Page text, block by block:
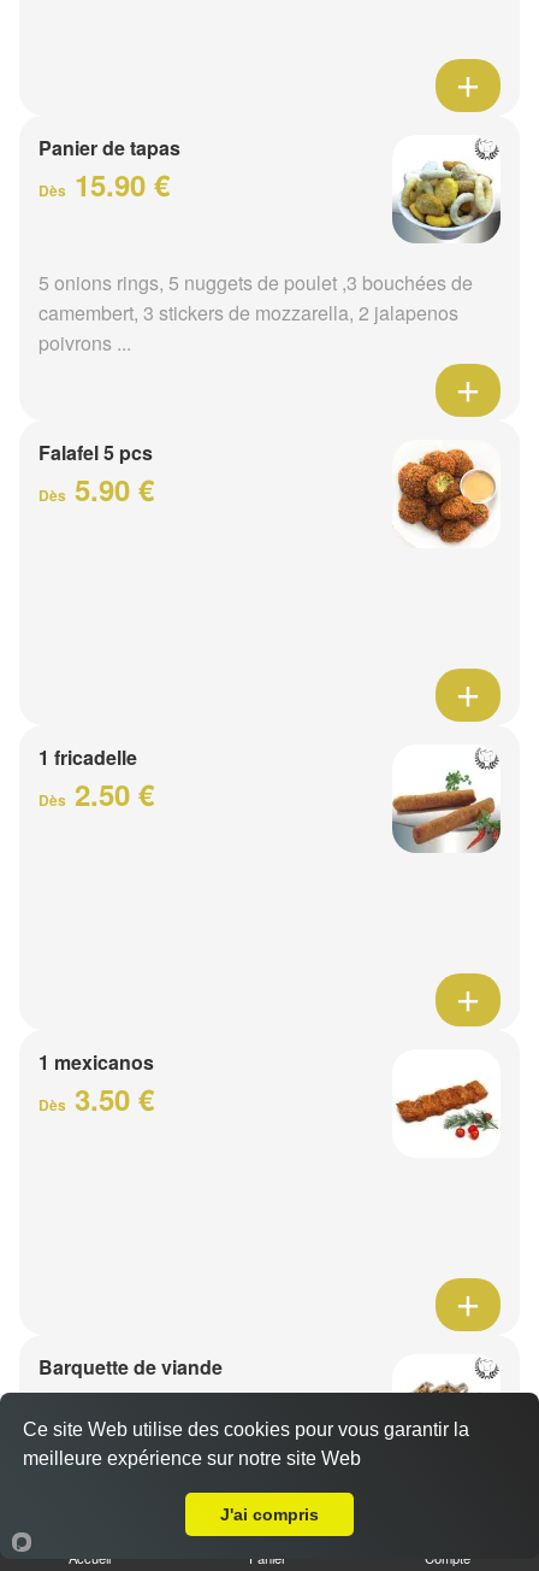
Panier de tapas
Dès 15.90 €
5 onions rings, 5 nuggets de poulet ,3 bouchées de
camembert, 3 stickers de mozzarella, 2 jalapenos
poivrons ...
Falafel 5 pcs
Dès 5.90 €
1 fricadelle
Dès 2.50 €
1 mexicanos
Dès 3.50 €
Barquette de viande
7.50 €
1 viande au choix
Accueil Panier Compte
Ce site Web utilise des cookies pour vous garantir la
meilleure expérience sur notre site Web
J'ai compris